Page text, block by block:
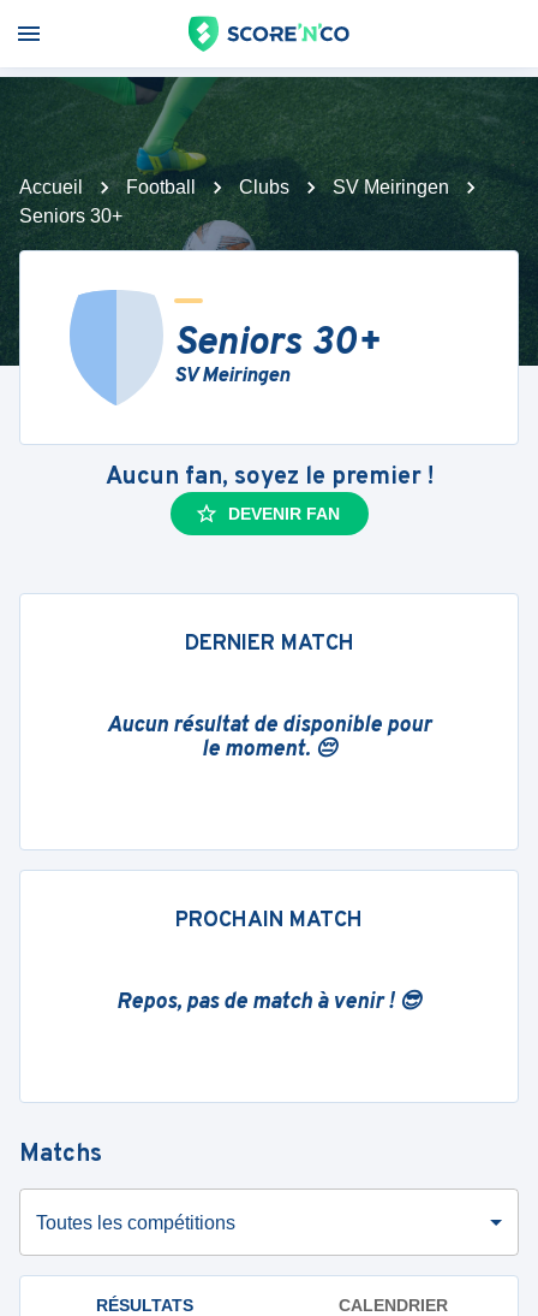
Accueil Football Clubs
SV Meiringen
Seniors 30+
Seniors 30+
SV Meiringen
Aucun fan, soyez le premier !
DEVENIR FAN
DERNIER MATCH
Aucun résultat de disponible pour
le moment. 😔
PROCHAIN MATCH
Repos, pas de match à venir ! 😎
Matchs
Toutes les compétitions
RÉSULTATS CALENDRIER